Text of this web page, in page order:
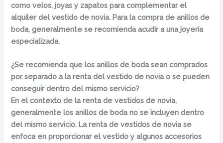
como velos, joyas y zapatos para complementar el
alquiler del vestido de novia. Para la compra de anillos de
boda, generalmente se recomienda acudir a una joyería
especializada.
¿Se recomienda que los anillos de boda sean comprados
por separado a la renta del vestido de novia o se pueden
conseguir dentro del mismo servicio?
En el contexto de la renta de vestidos de novia,
generalmente los anillos de boda no se incluyen dentro
del mismo servicio. La renta de vestidos de novia se
enfoca en proporcionar el vestido y algunos accesorios